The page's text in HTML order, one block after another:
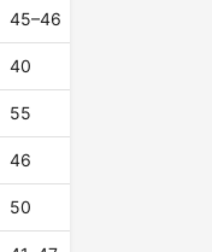
45–46
40
55
46
50